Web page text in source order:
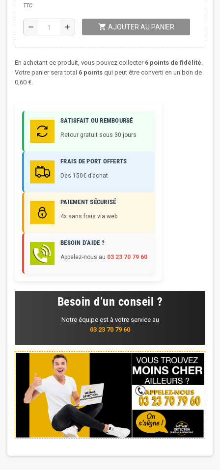
TTC
remove add shopping_cart AJOUTER AU PANIER
En achetant ce produit, vous pouvez collecter 6 points de fidélité.
Votre panier sera total 6 points qui peut être converti en un bon de
0,60 €.
SATISFAIT OU REMBOURSÉ
Retour gratuit sous 30 jours
FRAIS DE PORT OFFERTS
Dès 150€ d’achat
PAIEMENT SÉCURISÉ
4x sans frais via web
BESOIN D’AIDE ?
Appelez-nous au 03 23 70 79 60
Besoin d’un conseil ?
Notre équipe est à votre service au
03 23 70 79 60